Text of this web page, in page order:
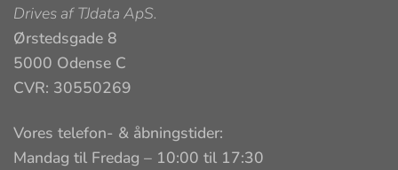
Drives afTJdata ApS.
Ørstedsgade 8
5000 Odense C
CVR: 30550269
Vores telefon- & åbningstider:
Mandag til Fredag – 10:00 til 17:30